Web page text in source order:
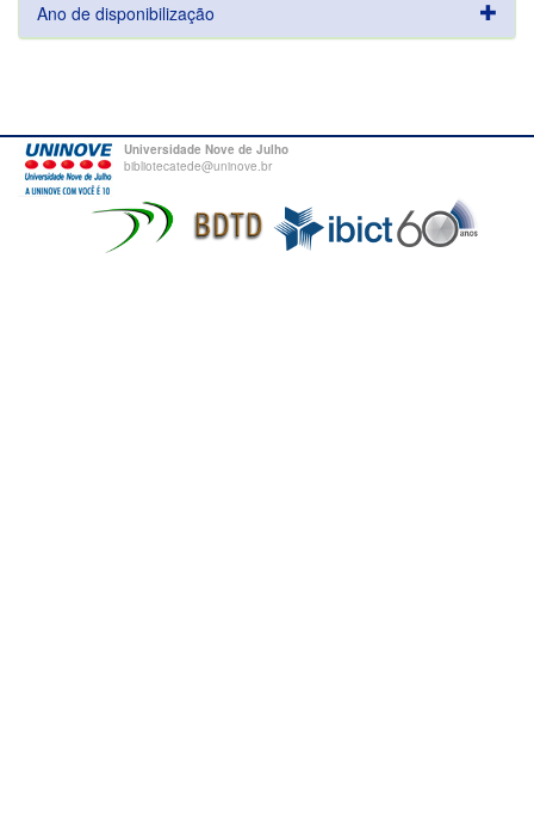
Ano de disponibilização
Universidade Nove de Julho
bibliotecatede@uninove.br